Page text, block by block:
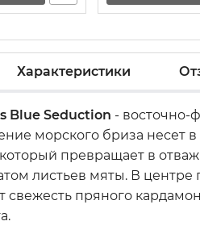
Характеристики
Blue Seduction -
морского бриза несет
превращает в
листьев мяты. В
свежесть пряного